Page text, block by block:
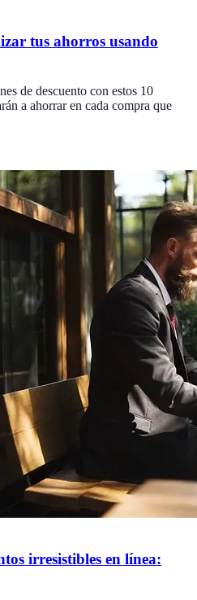
tus ahorros usando
de descuento con estos 10
a ahorrar en cada compra que
irresistibles en línea: